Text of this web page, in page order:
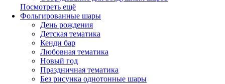
Посмотреть ещё
Фольгированные шары
День рождения
Детская тематика
Кенди бар
Любовная тематика
Новый год
Праздничная тематика
Без рисунка однотонные шары